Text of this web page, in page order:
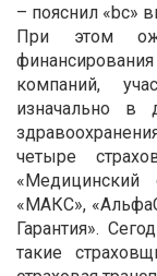
– пояснил «bc»
При этом
компаний,
изначально в
четыре
«Медицинский
«МАКС»,
Гарантия».
такие